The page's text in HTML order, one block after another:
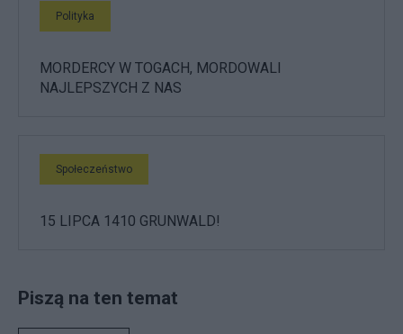
Polityka
MORDERCY W TOGACH, MORDOWALI
NAJLEPSZYCH Z NAS
Społeczeństwo
15 LIPCA 1410 GRUNWALD!
Piszą na ten temat